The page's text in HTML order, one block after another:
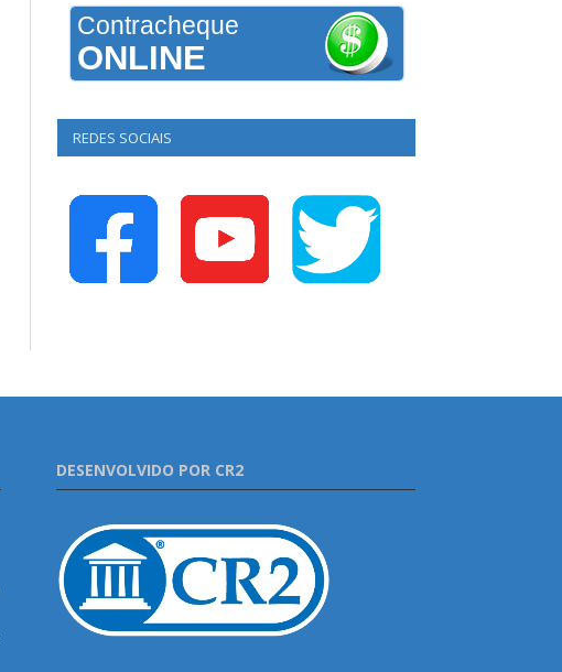
Contracheque
ONLINE
REDES SOCIAIS
DESENVOLVIDO POR CR2